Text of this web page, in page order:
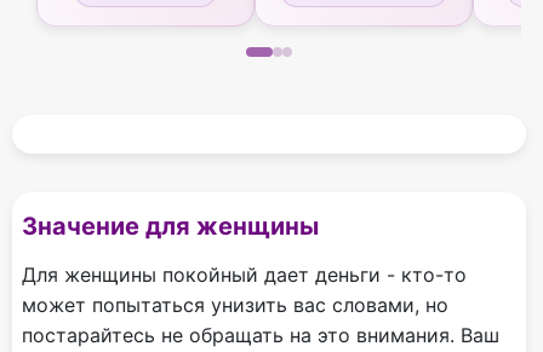
Значение для женщины
Для женщины покойный дает деньги - кто-то
может попытаться унизить вас словами, но
постарайтесь не обращать на это внимания. Ваш